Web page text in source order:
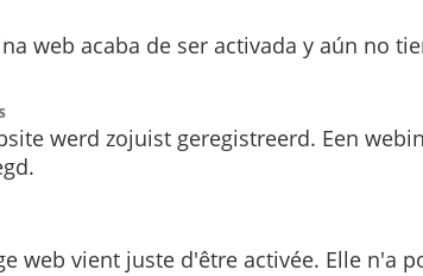
web acaba de ser activada y aún no
werd zojuist geregistreerd. Een
web vient juste d'être activée. Elle n'a